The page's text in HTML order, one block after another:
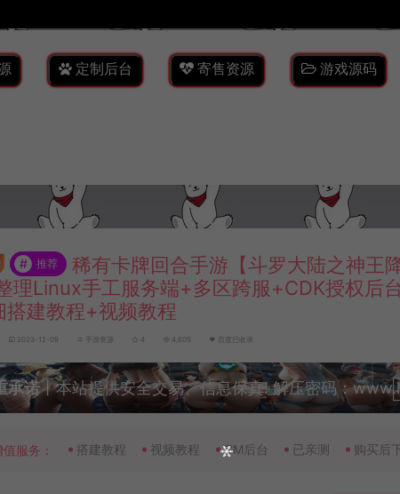
定制后台 寄售资源 游戏源码
# 推荐
稀有卡牌回合手游【斗罗大陆之神王
理Linux手工服务端+多区跨服+CDK授权后
搭建教程+视频教程
2023-12-09 手游资源 4 4,605 百度已收录
承诺丨本站提供安全交易、信息保真! 解压密码：
值服务： 搭建教程 视频教程 GM后台 已亲测 购买后